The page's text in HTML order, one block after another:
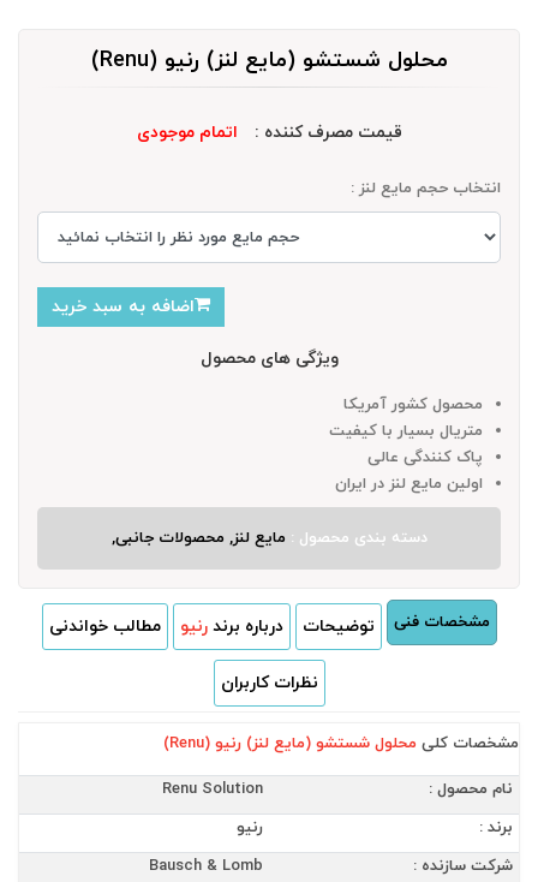
محلول شستشو (مایع لنز) رنیو (Renu)
قیمت مصرف کننده : اتمام موجودی
انتخاب حجم مایع لنز :
اضافه به سبد خرید
ویژگی های محصول
محصول کشور آمریکا
متریال بسیار با کیفیت
پاک کنندگی عالی
اولین مایع لنز در ایران
دسته بندی محصول : مایع لنز, محصولات جانبی,
مشخصات فنی توضیحات درباره برندرنیو مطالب خواندنی
نظرات کاربران
مشخصات کلی محلول شستشو (مایع لنز) رنیو (Renu)
نام محصول :
Renu Solution
برند :
رنیو
شرکت سازنده :
Bausch & Lomb